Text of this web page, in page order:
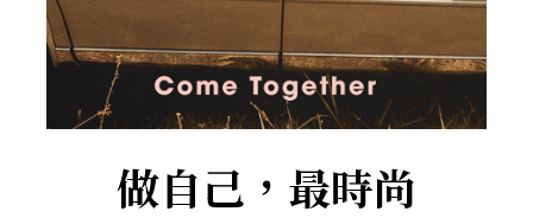
做自己，最時尚